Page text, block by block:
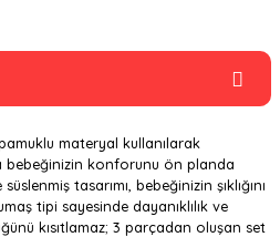
materyal kullanılarak
bebeğinizin konforunu ön planda
tasarımı, bebeğinizin şıklığını
tipi sayesinde dayanıklılık ve
kısıtlamaz; 3 parçadan oluşan set